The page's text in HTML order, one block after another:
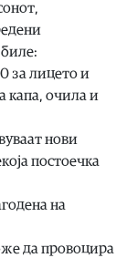
за лицето и
капа, очила и
нови
постоечка
на
да провоцира